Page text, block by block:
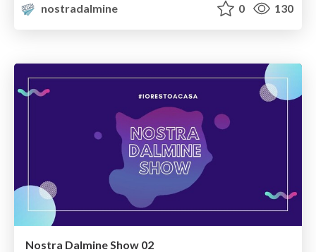
nostradalmine
0 130
Nostra Dalmine Show 02